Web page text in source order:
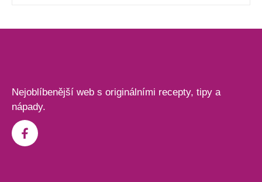
Nejoblíbenější web s originálními recepty, tipy a
nápady.